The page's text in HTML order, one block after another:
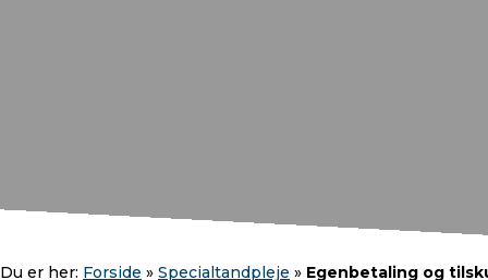
Du er her: Forside » Specialtandpleje » Egenbetaling og